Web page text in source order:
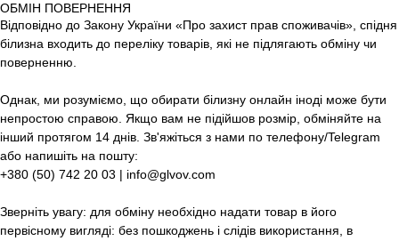
ОБМІН ПОВЕРНЕННЯ
Відповідно до Закону України «Про захист прав споживачів», спідня
білизна входить до переліку товарів, які не підлягають обміну чи
поверненню.
Однак, ми розуміємо, що обирати білизну онлайн іноді може бути
непростою справою. Якщо вам не підійшов розмір, обміняйте на
інший протягом 14 днів. Зв'яжіться з нами по телефону/Telegram
або напишіть на пошту:
+380 (50) 742 20 03 | info@glvov.com
Зверніть увагу: для обміну необхідно надати товар в його
первісному вигляді: без пошкоджень і слідів використання, в